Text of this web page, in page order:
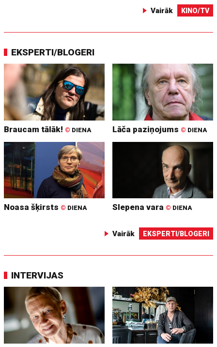
Vairāk KINO/TV
EKSPERTI/BLOGERI
Braucam tālāk! © DIENA Lāča paziņojums © DIENA
Noasa šķirsts © DIENA Slepena vara © DIENA
Vairāk EKSPERTI/BLOGERI
INTERVIJAS